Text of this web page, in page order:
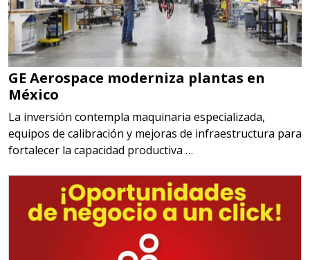
GE Aerospace moderniza plantas en
México
La inversión contempla maquinaria especializada,
equipos de calibración y mejoras de infraestructura para
fortalecer la capacidad productiva …